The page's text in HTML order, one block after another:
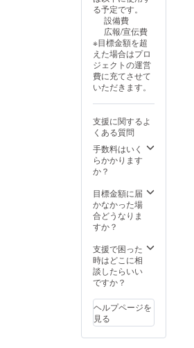
悸・生
理不
順・だ
るさ・
のぼ
せ・免
疫力低
下・頭
痛・
むく
み・イ
ライラ
※法令に
基づく
診療行
為では
ござい
ませ
果には
個人差
がござ
います
あらか
じめご
了承く
ださ
る予定です。
設備費
広報/宣伝費
※目標金額を超
えた場合はプロ
ジェクトの運営
費に充てさせて
いただきます。
支援に関するよ
くある質問
手数料はいく
らかかります
か？
目標金額に届
かなかった場
合どうなりま
すか？
支援で困った
時はどこに相
談したらいい
ですか？
ヘルプページを
見る